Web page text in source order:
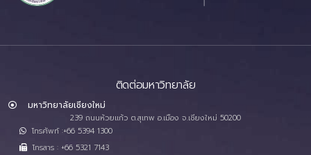
ติดต่อมหาวิทยาลัย
มหาวิทยาลัยเชียงใหม่
239 ถนนห้วยแก้ว ต.สุเทพ อ.เมือง จ.เชียงใหม่ 50200
โทรศัพท์ :+66 5394 1300
โทรสาร : +66 5321 7143